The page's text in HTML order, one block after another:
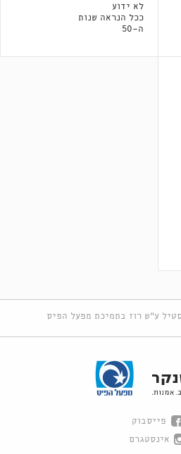
לא ידוע
ככל הנראה שנות
ה-50
ע"ש רוז בתמיכת מפעל הפיס
פייסבוק
אינסטגרם